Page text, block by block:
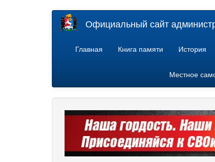
Официальный сайт
Главная Книга памяти История
Местное